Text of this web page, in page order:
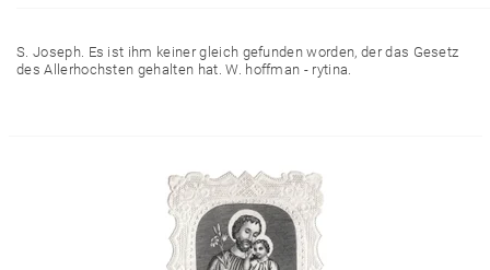
S. Joseph. Es ist ihm keiner gleich gefunden worden, der das Gesetz
des Allerhochsten gehalten hat. W. hoffman - rytina.